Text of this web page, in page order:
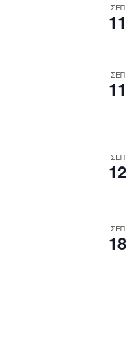
ΣΕΠ
11
ΣΕΠ
11
ΣΕΠ
12
ΣΕΠ
18